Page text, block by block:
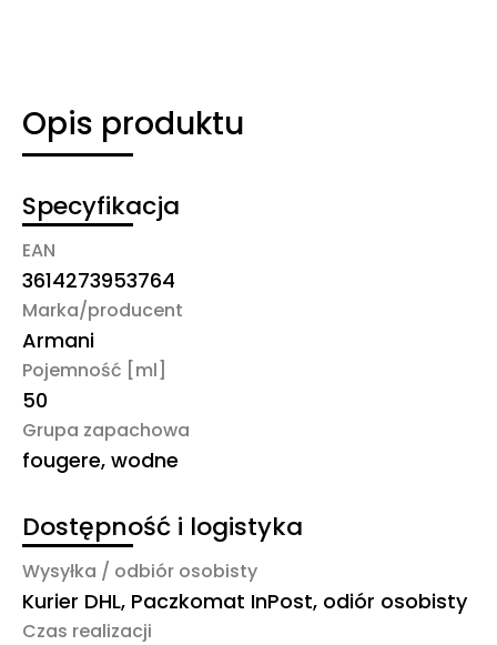
Opis produktu
Specyfikacja
EAN
3614273953764
Marka/producent
Armani
Pojemność [ml]
50
Grupa zapachowa
fougere, wodne
Dostępność i logistyka
Wysyłka / odbiór osobisty
Kurier DHL, Paczkomat InPost, odiór osobisty
Czas realizacji